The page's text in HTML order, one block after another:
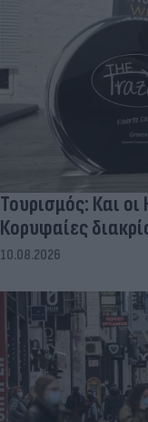
Τουρισμός: Και
Κορυφαίες
10.08.2026